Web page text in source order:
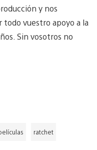
y nos
todo vuestro apoyo a la
Sin vosotros no
ratchet